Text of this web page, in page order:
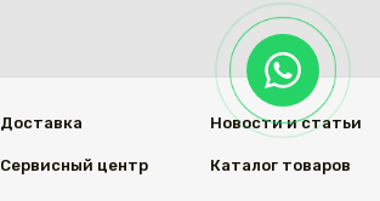
Доставка
Сервисный центр
Новости и статьи
Каталог товаров